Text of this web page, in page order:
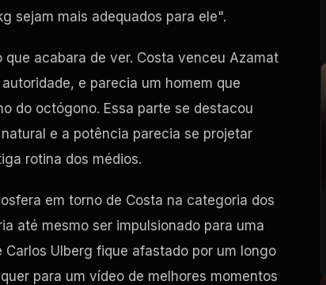
sejam mais adequados para ele".
acabara de ver. Costa venceu Azamat
e parecia um homem que
do octógono. Essa parte se destacou
e a potência parecia se projetar
rotina dos médios.
em torno de Costa na categoria dos
até mesmo ser impulsionado para uma
Ulberg fique afastado por um longo
para um vídeo de melhores momentos